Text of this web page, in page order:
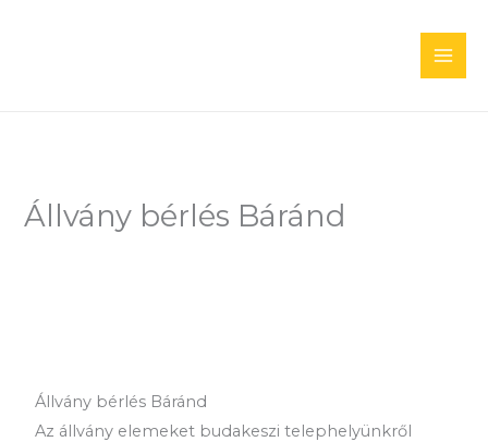
Állvány bérlés Báránd
Állvány bérlés Báránd
Az állvány elemeket budakeszi telephelyünkről